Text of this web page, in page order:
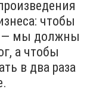
чтобы
— мы должны
а чтобы
в два раза